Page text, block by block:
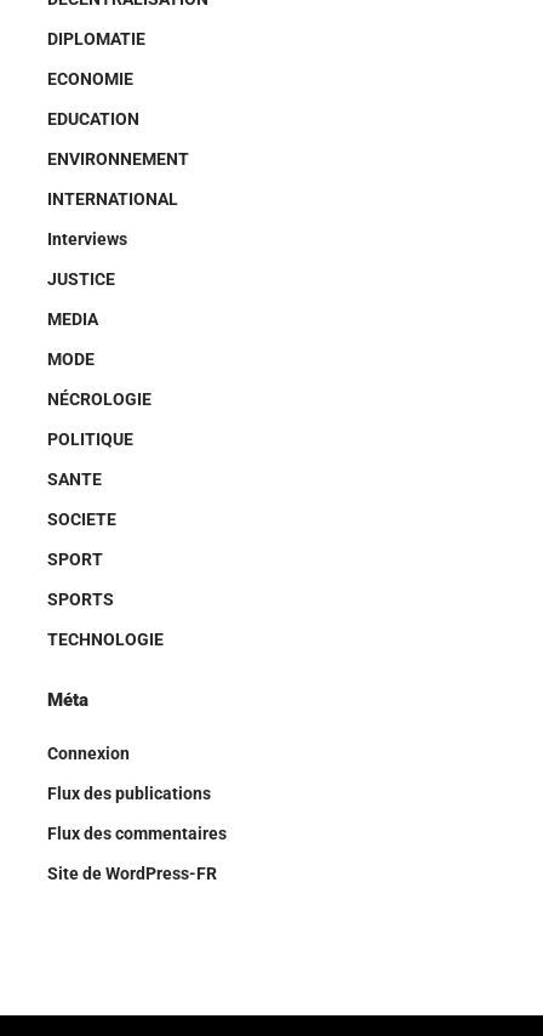
DIPLOMATIE
ECONOMIE
EDUCATION
ENVIRONNEMENT
INTERNATIONAL
Interviews
JUSTICE
MEDIA
MODE
NÉCROLOGIE
POLITIQUE
SANTE
SOCIETE
SPORT
SPORTS
TECHNOLOGIE
Méta
Connexion
Flux des publications
Flux des commentaires
Site de WordPress-FR